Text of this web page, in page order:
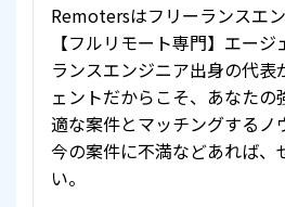
Remotersはフリーランスエ
【フルリモート専門】エー
ランスエンジニア出身の代表
ェントだからこそ、あなたの
適な案件とマッチングするノ
今の案件に不満などあれば、
い。